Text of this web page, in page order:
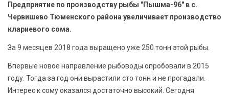
СПОРТ
АРХИВ PDF
Предприятие по производству рыбы "Пышма-96" в с.
Червишево Тюменского района увеличивает производство
клариевого сома.
За 9 месяцев 2018 года выращено уже 250 тонн этой рыбы.
Впервые новое направление рыбоводы опробовали в 2015
году. Тогда за год они вырастили сто тонн и не прогадали.
Интерес к сому оказался достаточно высокий. Сегодня